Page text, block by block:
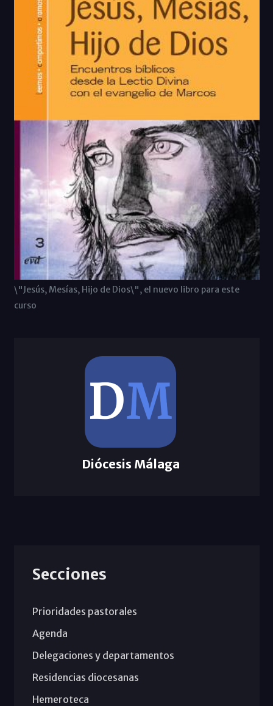
\"Jesús, Mesías, Hijo de Dios\", el nuevo libro para este
curso
Diócesis Málaga
Secciones
Prioridades pastorales
Agenda
Delegaciones y departamentos
Residencias diocesanas
Hemeroteca